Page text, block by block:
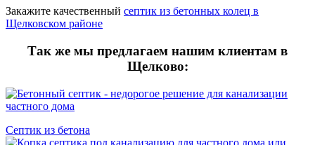
Закажите качественный септик из бетонных колец в
Щелковском районе
Так же мы предлагаем нашим клиентам в
Щелково:
Cептик из бетона